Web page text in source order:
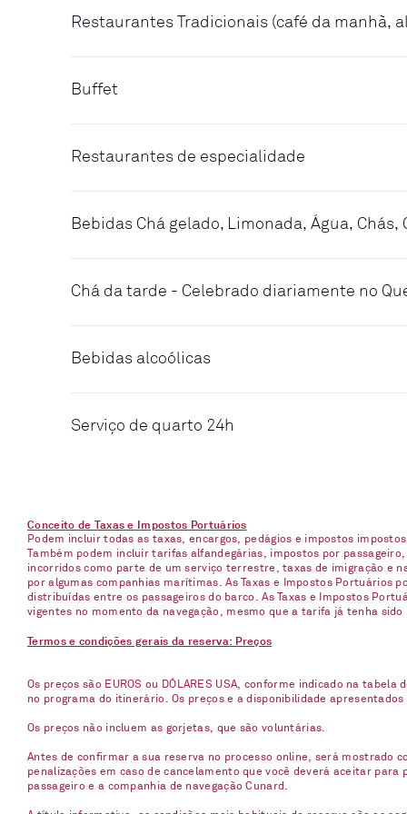
Restaurantes Tradicionais (café da manhã,
Buffet
Restaurantes de especialidade
Bebidas Chá gelado, Limonada, Água, Chás,
Chá da tarde - Celebrado diariamente no
Bebidas alcoólicas
Serviço de quarto 24h
Conceito de Taxas e Impostos Portuários
Podem incluir todas as taxas, encargos, pedágios e impostos
Também podem incluir tarifas alfandegárias, impostos por
incorridos como parte de um serviço terrestre, taxas de imigração e
por algumas companhias marítimas. As Taxas e Impostos Portuários
distribuídas entre os passageiros do barco. As Taxas e Impostos
vigentes no momento da navegação, mesmo que a tarifa já tenha
Termos e condições gerais da reserva: Preços
Os preços são EUROS ou DÓLARES USA, conforme indicado na
no programa do itinerário. Os preços e a disponibilidade
Os preços não incluem as gorjetas, que são voluntárias.
Antes de confirmar a sua reserva no processo online, será mostrado
penalizações em caso de cancelamento que você deverá aceitar
passageiro e a companhia de navegação Cunard.